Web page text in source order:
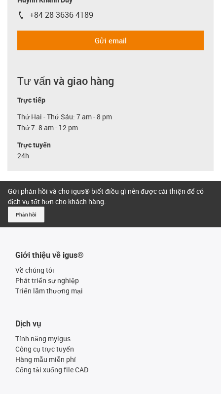
igus-icon-phone
+84 28 3636 4189
Gửi email
Tư vấn và giao hàng
Trực tiếp
Thứ Hai - Thứ Sáu: 7 am - 8 pm
Thứ 7: 8 am - 12 pm
Trực tuyến
24h
Gửi phản hồi và cho igus® biết điều gì nên được cải thiện để có
dịch vụ tốt hơn cho khách hàng.
Phản hồi
Giới thiệu về igus®
Về chúng tôi
Phát triển sự nghiệp
Triển lãm thương mại
Dịch vụ
Tính năng myigus
Công cụ trực tuyến
Hàng mẫu miễn phí
Cổng tải xuống file CAD